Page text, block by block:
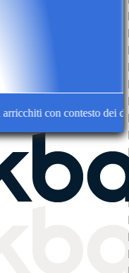
con contesto dei